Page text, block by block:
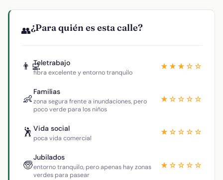
👥¿Para quién es esta calle?
👨‍💻Teletrabajo
fibra excelente y entorno tranquilo
★★★☆☆
👶
Familias
zona segura frente a inundaciones, pero
poco verde para los niños
★☆☆☆☆
🕺 Vida social
poca vida comercial
★☆☆☆☆
🧓
Jubilados
entorno tranquilo, pero apenas hay zonas
verdes para pasear
★☆☆☆☆